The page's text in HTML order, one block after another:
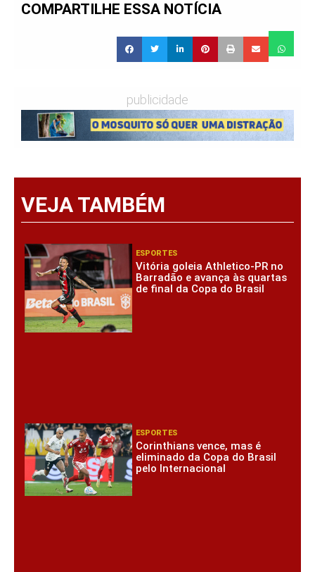
COMPARTILHE ESSA NOTÍCIA
publicidade
VEJA TAMBÉM
ESPORTES
Vitória goleia Athletico-PR no
Barradão e avança às quartas
de final da Copa do Brasil
ESPORTES
Corinthians vence, mas é
eliminado da Copa do Brasil
pelo Internacional